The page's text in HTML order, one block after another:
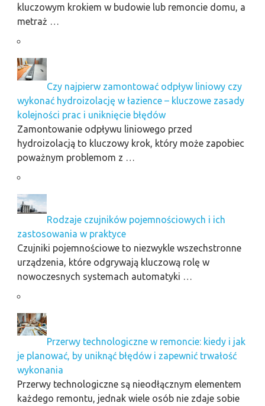
kluczowym krokiem w budowie lub remoncie domu, a
metraż …
Czy najpierw zamontować odpływ liniowy czy
wykonać hydroizolację w łazience – kluczowe zasady
kolejności prac i uniknięcie błędów
Zamontowanie odpływu liniowego przed
hydroizolacją to kluczowy krok, który może zapobiec
poważnym problemom z …
Rodzaje czujników pojemnościowych i ich
zastosowania w praktyce
Czujniki pojemnościowe to niezwykle wszechstronne
urządzenia, które odgrywają kluczową rolę w
nowoczesnych systemach automatyki …
Przerwy technologiczne w remoncie: kiedy i jak
je planować, by uniknąć błędów i zapewnić trwałość
wykonania
Przerwy technologiczne są nieodłącznym elementem
każdego remontu, jednak wiele osób nie zdaje sobie